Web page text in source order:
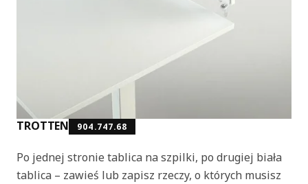
TROTTEN 904.747.68
Po jednej stronie tablica na szpilki, po drugiej biała
tablica – zawieś lub zapisz rzeczy, o których musisz